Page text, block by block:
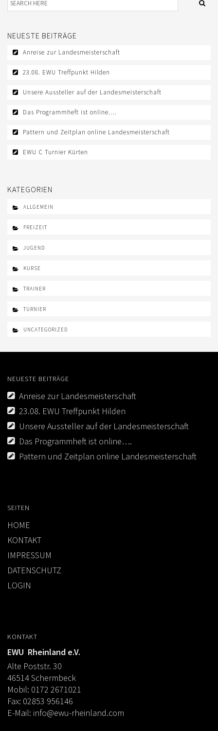
JUGEND
KIDS CLUB
JUNGPFERDEPROGRAMM
SATZUNG/RECHTSORDNUNG
LOGIN
IMPRESSUM
KONTAKT
DATENSCHUTZ
NEUESTE BEITRÄGE
Anreise zur Landesmeisterschaft
23.08. EWU Treffpunkt Hilden
Unsere Aussteller auf der Landesmeisterschaft
Das Programmheft ist online….
Pattern und Zeitplan online Landesmeisterschaft
EWU C Turnier Kürten
KATEGORIEN
ALLGEMEIN
FREIZEIT
JUGEND
KURSE
TRAINER
TURNIER
UNCATEGORIZED
NEUESTE BEITRÄGE
Anreise zur Landesmeisterschaft
23.08. EWU Treffpunkt Hilden
Unsere Aussteller auf der Landesmeisterschaft
Das Programmheft ist online….
Pattern und Zeitplan online Landesmeisterschaft
SEITEN
HOME
KONTAKT
IMPRESSUM
DATENSCHUTZ
LOGIN
KONTAKT
EWU Rheinland e.V.
Alte Poststr. 30
46514 Schermbeck
Mobil: 0172 2671021
Fax: 02853 956146
E-Mail: info@ewu-rheinland.com